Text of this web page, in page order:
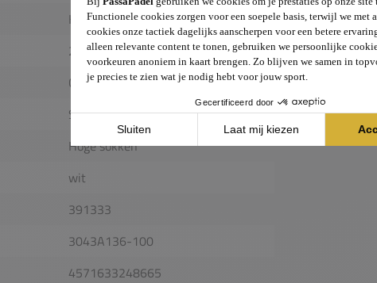
Half hoge sokken
2026
Court
Sokken
Hoge sokken
wit
391333
3043A136-100
4571633248665